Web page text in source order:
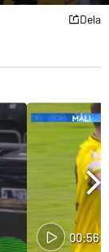
Dela
00:56